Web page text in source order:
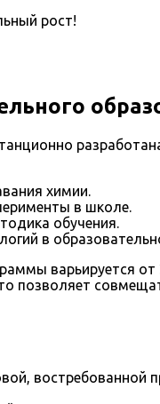
рост!
химии.
в школе.
обучения.
в
варьируется
позволяет
востребованной